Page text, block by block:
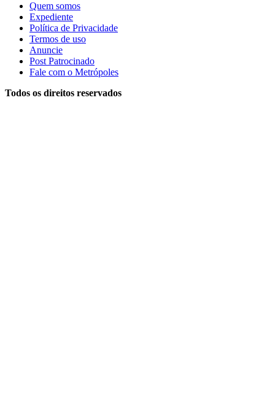
Quem somos
Expediente
Política de Privacidade
Termos de uso
Anuncie
Post Patrocinado
Fale com o Metrópoles
Todos os direitos reservados